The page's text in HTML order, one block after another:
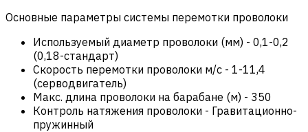
Основные параметры системы перемотки проволоки
Используемый диаметр проволоки (мм) - 0,1-0,2
(0,18-стандарт)
Скорость перемотки проволоки м/с - 1-11,4
(серводвигатель)
Макс. длина проволоки на барабане (м) - 350
Контроль натяжения проволоки - Гравитационно-
пружинный